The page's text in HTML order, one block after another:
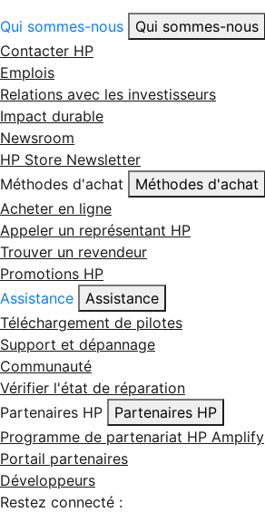
Qui sommes-nous
Qui sommes-nous
Contacter HP
Emplois
Relations avec les investisseurs
Impact durable
Newsroom
HP Store Newsletter
Méthodes d'achat
Méthodes d'achat
Acheter en ligne
Appeler un représentant HP
Trouver un revendeur
Promotions HP
Assistance
Assistance
Téléchargement de pilotes
Support et dépannage
Communauté
Vérifier l'état de réparation
Partenaires HP
Partenaires HP
Programme de partenariat HP Amplify
Portail partenaires
Développeurs
Restez connecté :